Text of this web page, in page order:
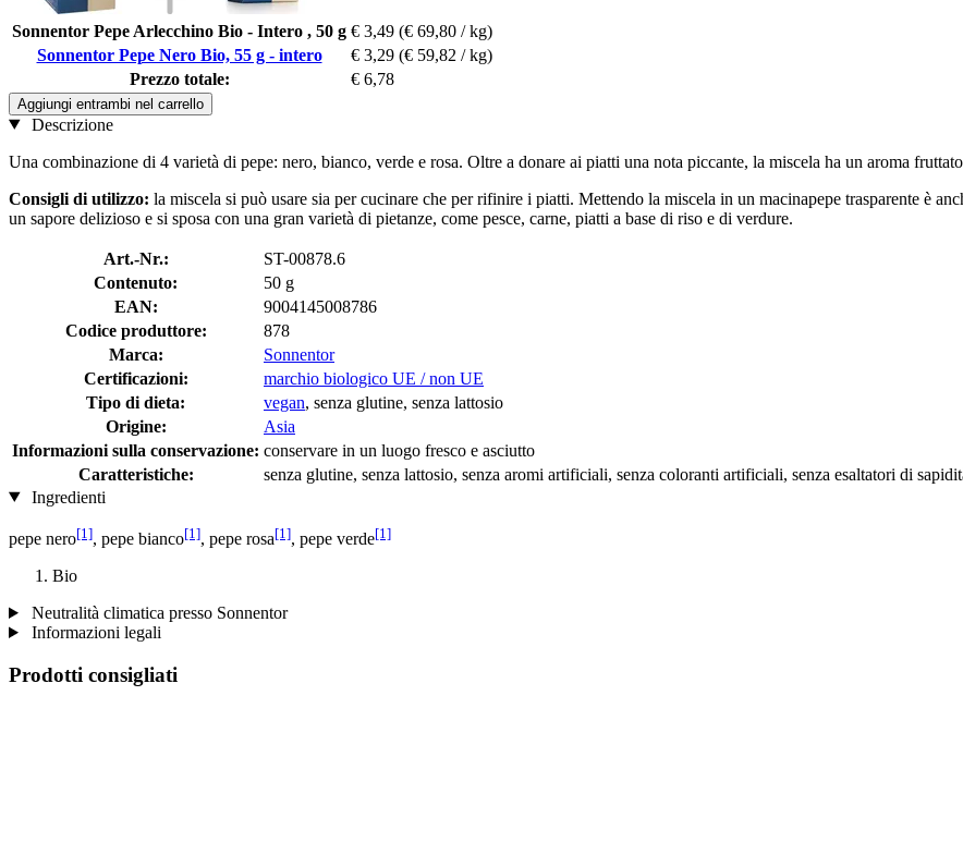
Sonnentor Pepe Arlecchino Bio - Intero , 50 g € 3,49 (€ 69,80 / kg)
Sonnentor Pepe Nero Bio, 55 g - intero
€ 3,29 (€ 59,82 / kg)
Prezzo totale:
€ 6,78
Aggiungi entrambi nel carrello
Descrizione
Una combinazione di 4 varietà di pepe: nero, bianco, verde e rosa. Oltre a donare ai piatti una nota piccante, la miscela ha un aroma
Consigli di utilizzo: la miscela si può usare sia per cucinare che per rifinire i piatti. Mettendo la miscela in un macinapepe trasparente è
un sapore delizioso e si sposa con una gran varietà di pietanze, come pesce, carne, piatti a base di riso e di verdure.
Art.-Nr.:
ST-00878.6
Contenuto:
50 g
EAN:
9004145008786
Codice produttore:
878
Marca:
Sonnentor
Certificazioni:
marchio biologico UE / non UE
Tipo di dieta:
vegan, senza glutine, senza lattosio
Origine:
Asia
Informazioni sulla conservazione: conservare in un luogo fresco e asciutto
Caratteristiche:
senza glutine, senza lattosio, senza aromi artificiali, senza coloranti artificiali, senza esaltatori di
Ingredienti
pepe nero[1], pepe bianco[1], pepe rosa[1], pepe verde[1]
Bio
Neutralità climatica presso Sonnentor
Informazioni legali
Prodotti consigliati